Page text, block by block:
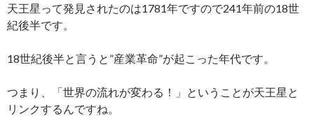
天王星って発見されたのは1781年ですので241年前の18世
紀後半です。
18世紀後半と言うと”産業革命”が起こった年代です。
つまり、「世界の流れが変わる！」ということが天王星と
リンクするんですね。